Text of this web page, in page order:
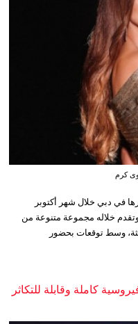
كرم
في دبي خلال شهر أكتوبر
حفلًا غنائيًا يوم 2 أكتوبر، وتقدم خلاله مجموعة متنوعة من
وسط توقعات بحضور
كاملة وقابلة للتكاثر